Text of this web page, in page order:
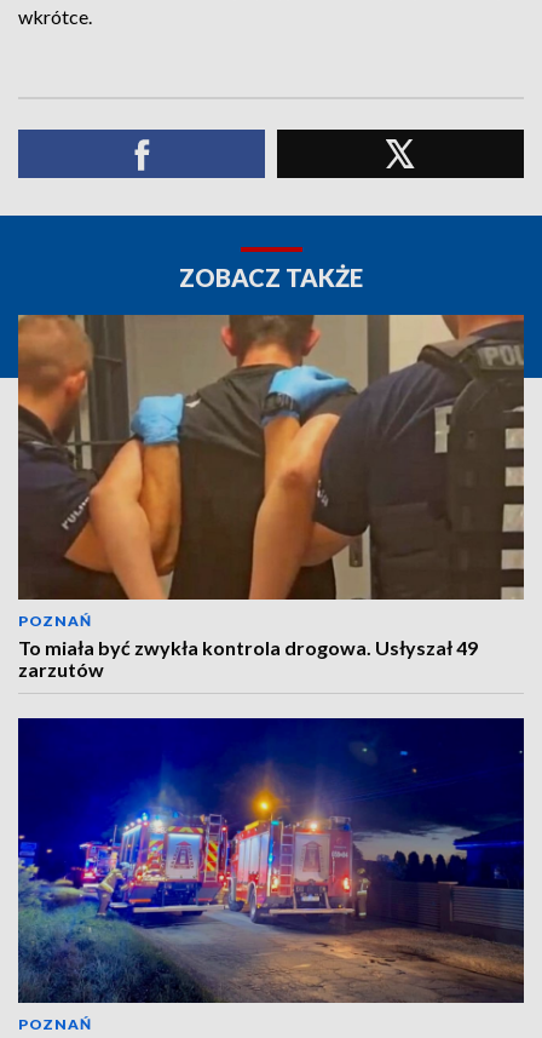
wkrótce.
ZOBACZ TAKŻE
POZNAŃ
To miała być zwykła kontrola drogowa. Usłyszał 49
zarzutów
POZNAŃ